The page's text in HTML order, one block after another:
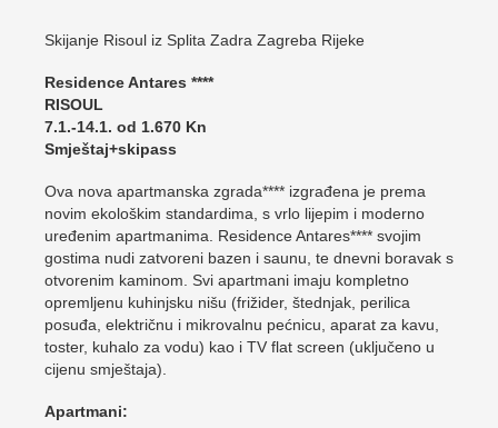
Skijanje Risoul iz Splita Zadra Zagreba Rijeke
Residence Antares ****
RISOUL
7.1.-14.1. od 1.670 Kn
Smještaj+skipass
Ova nova apartmanska zgrada**** izgrađena je prema
novim ekološkim standardima, s vrlo lijepim i moderno
uređenim apartmanima. Residence Antares**** svojim
gostima nudi zatvoreni bazen i saunu, te dnevni boravak s
otvorenim kaminom. Svi apartmani imaju kompletno
opremljenu kuhinjsku nišu (frižider, štednjak, perilica
posuđa, električnu i mikrovalnu pećnicu, aparat za kavu,
toster, kuhalo za vodu) kao i TV flat screen (uključeno u
cijenu smještaja).
Apartmani: